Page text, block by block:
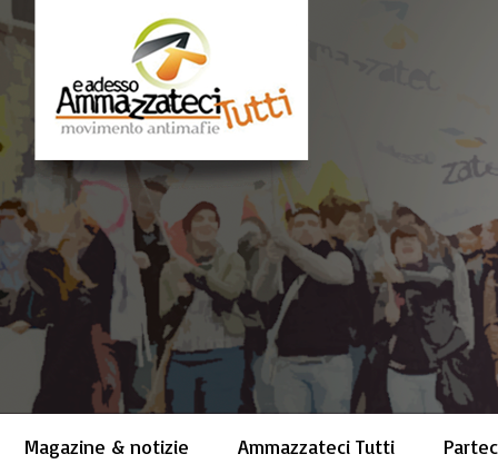
Magazine & notizie Ammazzateci Tutti